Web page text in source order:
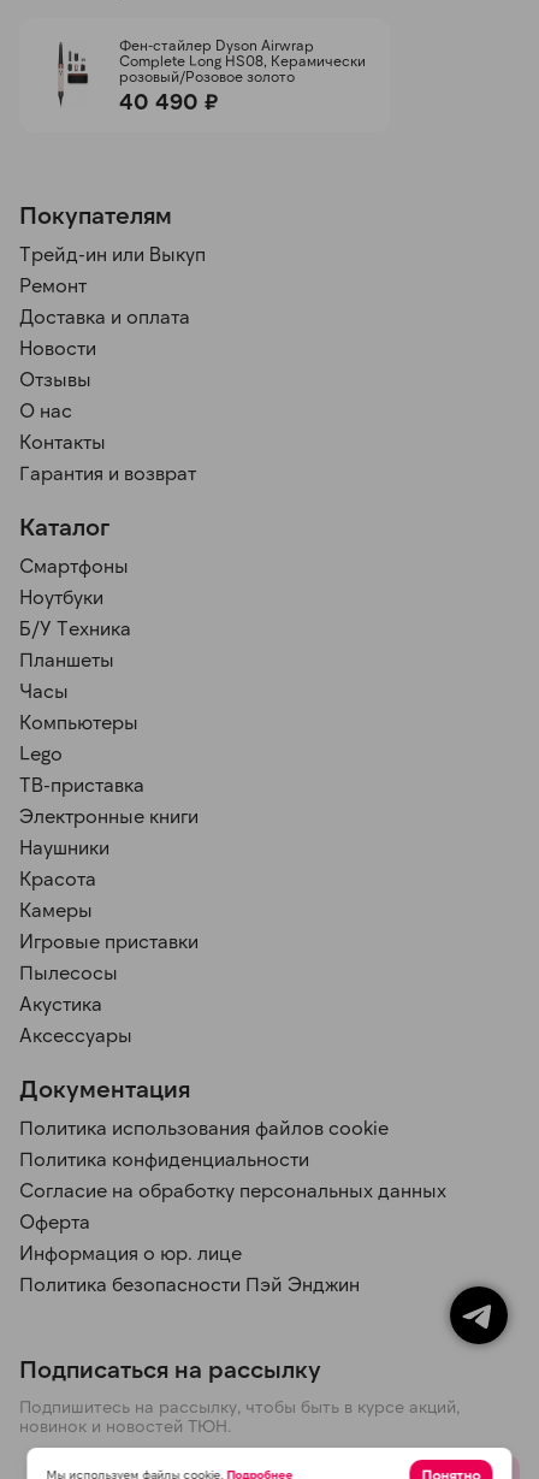
Фен-стайлер Dyson Airwrap
Complete Long HS08, Керамически
розовый/Розовое золото
40 490 ₽
Покупателям
Трейд-ин или Выкуп
Ремонт
Доставка и оплата
Новости
Отзывы
О нас
Контакты
Гарантия и возврат
Каталог
Смартфоны
Ноутбуки
Б/У Техника
Планшеты
Часы
Компьютеры
Lego
ТВ-приставка
Электронные книги
Наушники
Красота
Камеры
Игровые приставки
Пылесосы
Акустика
Аксессуары
Документация
Политика использования файлов cookie
Политика конфиденциальности
Согласие на обработку персональных данных
Оферта
Информация о юр. лице
Политика безопасности Пэй Энджин
Подписаться на рассылку
Подпишитесь на рассылку, чтобы быть в курсе акций,
новинок и новостей ТЮН.
Мы используем файлы cookie.Подробнее Понятно